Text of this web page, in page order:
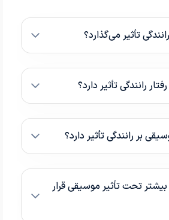
تأثیر می‌گذارد؟
رانندگی تأثیر دارد؟
بر رانندگی تأثیر دارد؟
بیشتر تحت تأثیر موسیقی قرار